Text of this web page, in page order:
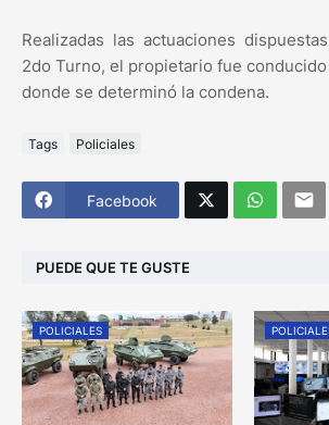
Realizadas las actuaciones
2do Turno, el propietario fue
donde se determinó la condena.
Tags Policiales
Facebook
PUEDE QUE TE GUSTE
POLICIALES